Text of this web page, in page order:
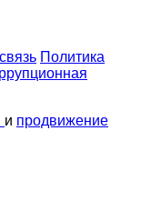
Политика
и продвижение